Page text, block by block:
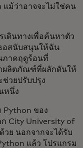
แม้ว่าอาจจะไม่ใช่คน
เดินทางเพื่อค้นหาตัว
ธอสนับสนุนให้ฉัน
ภาคฤดูร้อนที่
ผลิตภัณฑ์ที่ผลักดันให้
วยปรับปรุง
หนึ่ง
Python ของ
City University of
วย นอกจากจะได้รับ
แล้ว โปรแกรม